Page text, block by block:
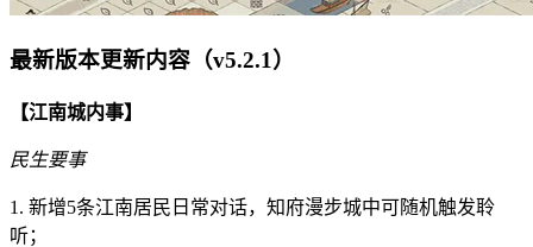
最新版本更新内容（v5.2.1）
【江南城内事】
民生要事
1. 新增5条江南居民日常对话，知府漫步城中可随机触发聆
听；